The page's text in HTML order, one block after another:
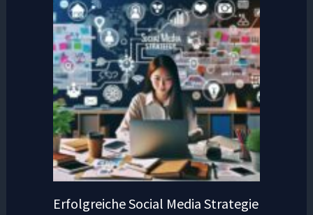
Erfolgreiche Social Media Strategie